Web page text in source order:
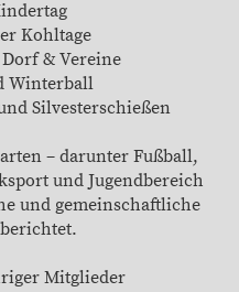
Kohltage
& Vereine
Winterball
Silvesterschießen
– darunter Fußball,
und Jugendbereich
und gemeinschaftliche
Mitglieder